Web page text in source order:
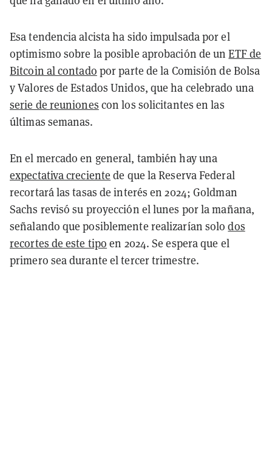
Esa tendencia alcista ha sido impulsada por el
optimismo sobre la posible aprobación de unETF de
Bitcoin al contado por parte de la Comisión de Bolsa
y Valores de Estados Unidos, que ha celebrado una
serie de reuniones con los solicitantes en las
últimas semanas.
En el mercado en general, también hay una
expectativa creciente de que la Reserva Federal
recortará las tasas de interés en 2024; Goldman
Sachs revisó su proyección el lunes por la mañana,
señalando que posiblemente realizarían solodos
recortes de este tipo en 2024. Se espera que el
primero sea durante el tercer trimestre.